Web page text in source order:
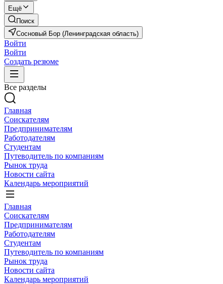
Ещё
Поиск
Сосновый Бор (Ленинградская область)
Войти
Войти
Создать резюме
Все разделы
Главная
Соискателям
Предпринимателям
Работодателям
Студентам
Путеводитель по компаниям
Рынок труда
Новости сайта
Календарь мероприятий
Главная
Соискателям
Предпринимателям
Работодателям
Студентам
Путеводитель по компаниям
Рынок труда
Новости сайта
Календарь мероприятий